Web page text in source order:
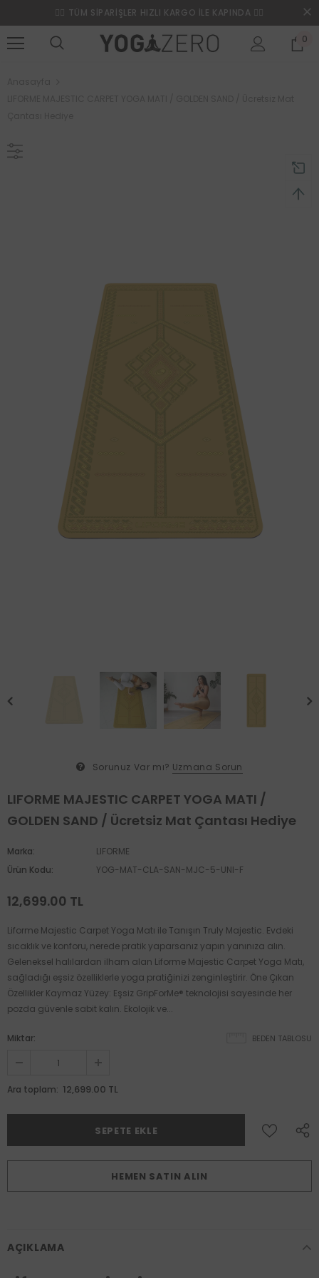
❤️‍🔥 TÜM SİPARİŞLER HIZLI KARGO İLE KAPINDA ❤️‍🔥
0
Sorunuz Var mı? Uzmana Sorun
LIFORME MAJESTIC CARPET YOGA MATI /
GOLDEN SAND / Ücretsiz Mat Çantası Hediye
Marka:
LIFORME
Ürün Kodu:
YOG-MAT-CLA-SAN-MJC-5-UNI-F
12,699.00 TL
Liforme Majestic Carpet Yoga Matı ile Tanışın Truly Majestic. Evdeki
sıcaklık ve konforu, nerede pratik yaparsanız yapın yanınıza alın.
Geleneksel halılardan ilham alan Liforme Majestic Carpet Yoga Matı,
sağladığı eşsiz özelliklerle yoga pratiğinizi zenginleştirir. Öne Çıkan
Özellikler Kaymaz Yüzey: Eşsiz GripForMe® teknolojisi sayesinde her
pozda güvenle sabit kalın. Ekolojik ve...
BEDEN TABLOSU
Miktar:
Ara toplam: 12,699.00 TL
HEMEN SATIN ALIN
AÇIKLAMA